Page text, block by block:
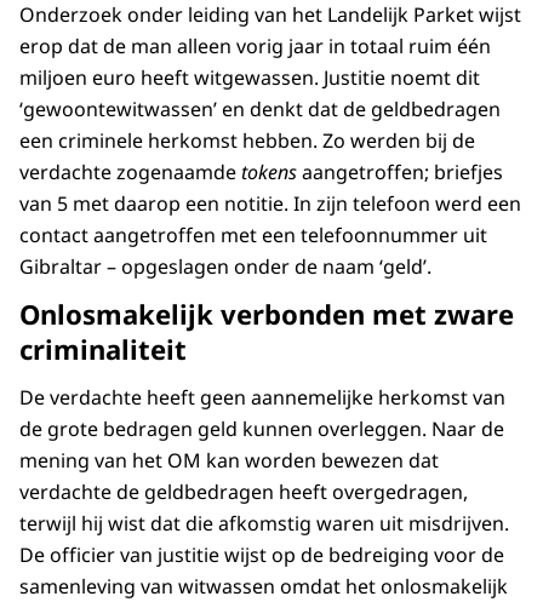
Onderzoek onder leiding van het Landelijk Parket wijst
erop dat de man alleen vorig jaar in totaal ruim één
miljoen euro heeft witgewassen. Justitie noemt dit
‘gewoontewitwassen’ en denkt dat de geldbedragen
een criminele herkomst hebben. Zo werden bij de
verdachte zogenaamdetokensaangetroffen; briefjes
van 5 met daarop een notitie. In zijn telefoon werd een
contact aangetroffen met een telefoonnummer uit
Gibraltar – opgeslagen onder de naam ‘geld’.
Onlosmakelijk verbonden met zware
criminaliteit
De verdachte heeft geen aannemelijke herkomst van
de grote bedragen geld kunnen overleggen. Naar de
mening van het OM kan worden bewezen dat
verdachte de geldbedragen heeft overgedragen,
terwijl hij wist dat die afkomstig waren uit misdrijven.
De officier van justitie wijst op de bedreiging voor de
samenleving van witwassen omdat het onlosmakelijk